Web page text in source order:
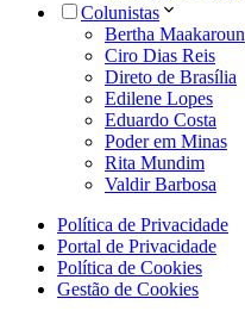
Colunistas
Bertha Maakaroun
Ciro Dias Reis
Direto de Brasília
Edilene Lopes
Eduardo Costa
Poder em Minas
Rita Mundim
Valdir Barbosa
Política de Privacidade
Portal de Privacidade
Política de Cookies
Gestão de Cookies